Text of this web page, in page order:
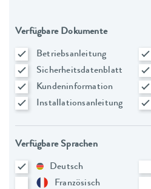
Verfügbare Dokumente
Betriebsanleitung
Sicherheitsdatenblatt
Kundeninformation
Installationsanleitung
Verfügbare Sprachen
Deutsch
Französisch